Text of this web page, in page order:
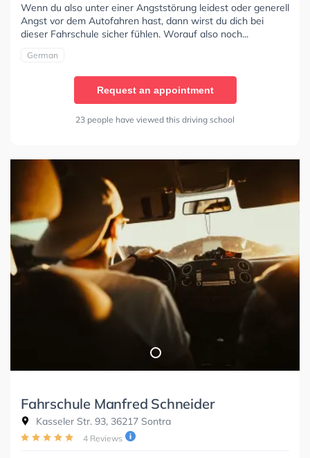
Wenn du also unter einer Angststörung leidest oder generell
Angst vor dem Autofahren hast, dann wirst du dich bei
dieser Fahrschule sicher fühlen. Worauf also noch...
German
Request an appointment
23 people have viewed this driving school
Fahrschule Manfred Schneider
Kasseler Str. 93, 36217 Sontra
4 Reviews